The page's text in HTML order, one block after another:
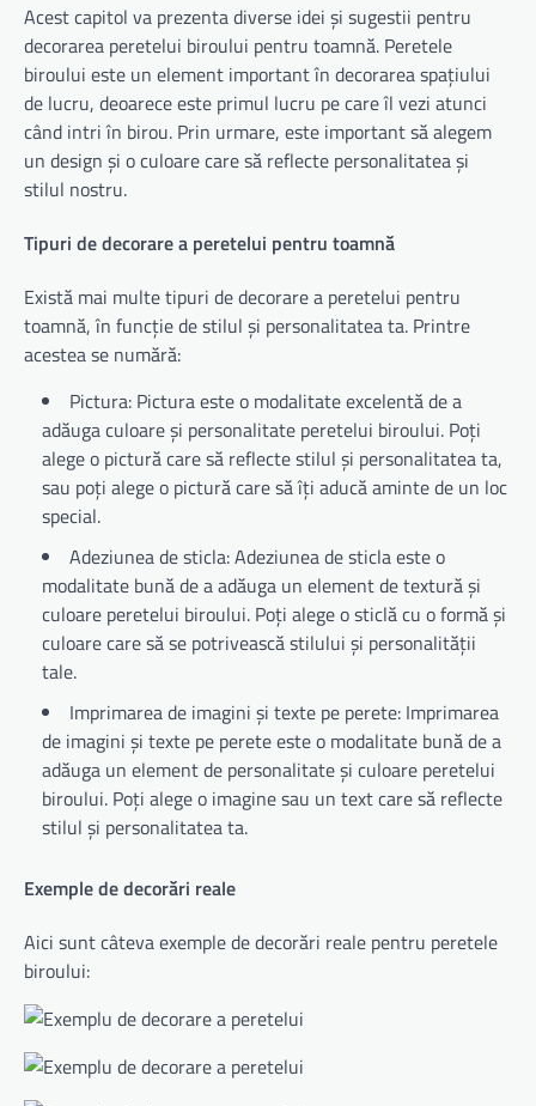
Acest capitol va prezenta diverse idei și sugestii pentru
decorarea peretelui biroului pentru toamnă. Peretele
biroului este un element important în decorarea spațiului
de lucru, deoarece este primul lucru pe care îl vezi atunci
când intri în birou. Prin urmare, este important să alegem
un design și o culoare care să reflecte personalitatea și
stilul nostru.
Tipuri de decorare a peretelui pentru toamnă
Există mai multe tipuri de decorare a peretelui pentru
toamnă, în funcție de stilul și personalitatea ta. Printre
acestea se numără:
Pictura: Pictura este o modalitate excelentă de a
adăuga culoare și personalitate peretelui biroului. Poți
alege o pictură care să reflecte stilul și personalitatea ta,
sau poți alege o pictură care să îți aducă aminte de un loc
special.
Adeziunea de sticla: Adeziunea de sticla este o
modalitate bună de a adăuga un element de textură și
culoare peretelui biroului. Poți alege o sticlă cu o formă și
culoare care să se potrivească stilului și personalității
tale.
Imprimarea de imagini și texte pe perete: Imprimarea
de imagini și texte pe perete este o modalitate bună de a
adăuga un element de personalitate și culoare peretelui
biroului. Poți alege o imagine sau un text care să reflecte
stilul și personalitatea ta.
Exemple de decorări reale
Aici sunt câteva exemple de decorări reale pentru peretele
biroului: